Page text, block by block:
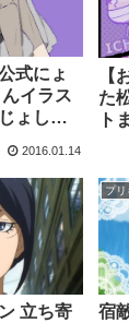
式にょ
イラス
ょし松
2016.01.14
【
た
ト
立ち寄
プリ
宿